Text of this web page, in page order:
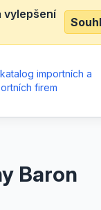
vylepšení
katalog importních a
firem
Baron